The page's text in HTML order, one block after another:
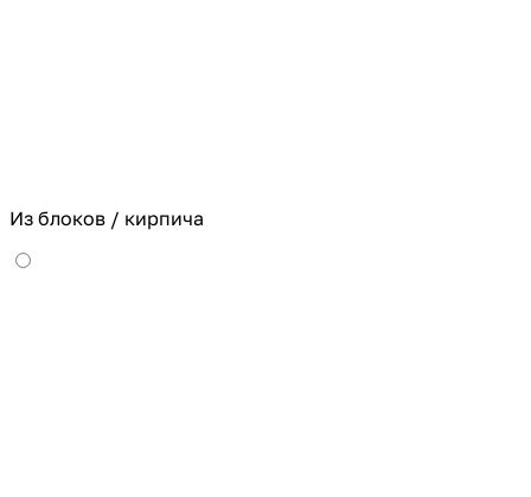
Из блоков / кирпича